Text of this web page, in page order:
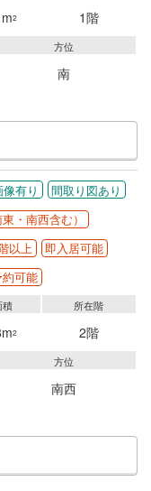
2 1階
方位
南
有り
間取り図あり
・南西含む）
以上
即入居可能
約可能
積
2
所在階
2階
方位
南西